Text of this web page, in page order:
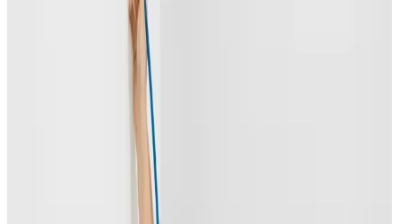
Uforpligtende rådgivning